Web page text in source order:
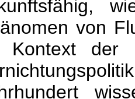
von
Kontext der